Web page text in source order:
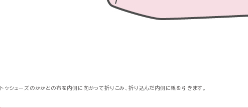
トゥシューズのかかとの布を内側に向かって折りこみ、折り込んだ内側に線を引きます。